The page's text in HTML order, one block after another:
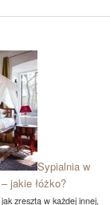
Sypialnia w
jakie łóżko?
zresztą w każdej innej,